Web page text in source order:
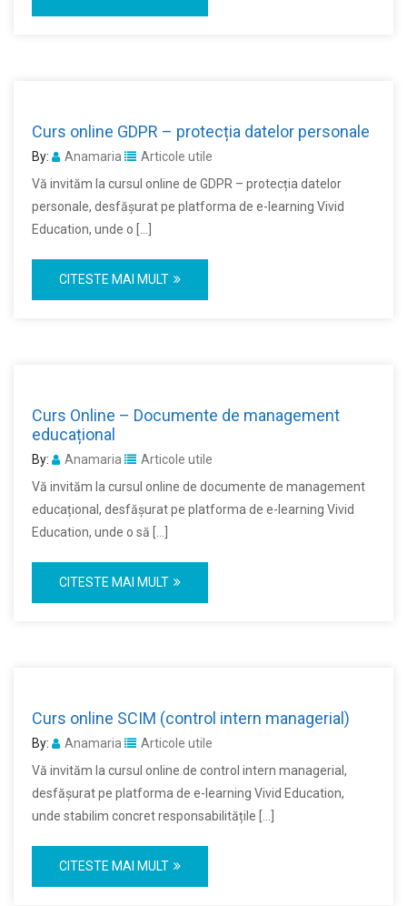
Curs online GDPR – protecția datelor personale
By: Anamaria
Articole utile
Vă invităm la cursul online de GDPR – protecția datelor
personale, desfășurat pe platforma de e-learning Vivid
Education, unde o […]
CITESTE MAI MULT
Curs Online – Documente de management
educațional
By: Anamaria
Articole utile
Vă invităm la cursul online de documente de management
educațional, desfășurat pe platforma de e-learning Vivid
Education, unde o să […]
CITESTE MAI MULT
Curs online SCIM (control intern managerial)
By: Anamaria
Articole utile
Vă invităm la cursul online de control intern managerial,
desfășurat pe platforma de e-learning Vivid Education,
unde stabilim concret responsabilitățile […]
CITESTE MAI MULT